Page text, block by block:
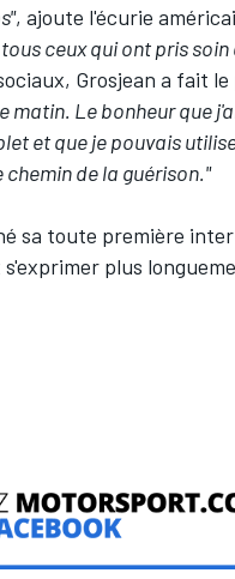
, ajoute l'écurie
ceux qui ont pris
Grosjean a fait
matin. Le bonheur que
et que je pouvais
chemin de la guérison."
sa toute première
plus